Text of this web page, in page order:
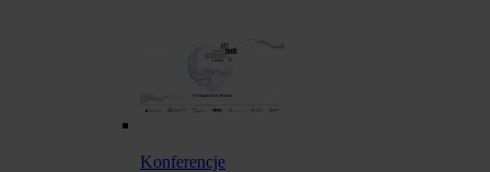
Konferencje